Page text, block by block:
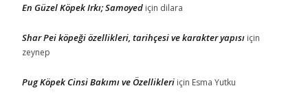
En Güzel Köpek Irkı; Samoyed için dilara
Shar Pei köpeği özellikleri, tarihçesi ve karakter yapısı için
zeynep
Pug Köpek Cinsi Bakımı ve Özellikleri için Esma Yutku